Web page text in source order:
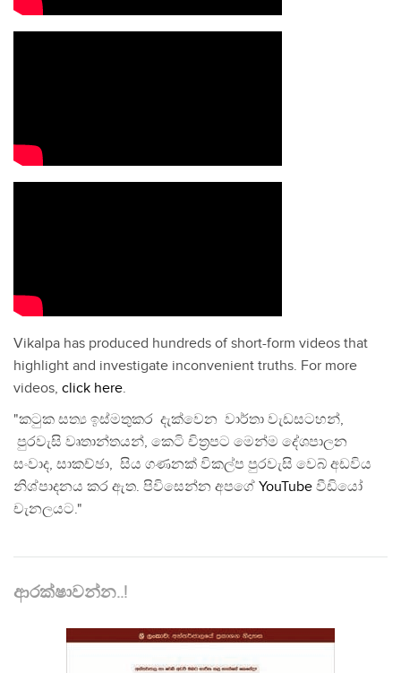
Vikalpa has produced hundreds of short-form videos that
highlight and investigate inconvenient truths. For more
videos, click here.
"කටුක සත්‍ය ඉස්මතුකර දැක්වෙන වාර්තා වැඩසටහන්,
පුරවැසි වෘතාන්තයන්, කෙටි චිත්‍රපට මෙන්ම දේශපාලන
සංවාද, සාකච්ඡා, සිය ගණනක් විකල්ප පුරවැසි වෙබ් අඩවිය
නිශ්පාදනය කර ඇත. පිවිසෙන්න අපගේ YouTube වීඩියෝ
චැනලයට."
ආරක්ෂාවන්න..!